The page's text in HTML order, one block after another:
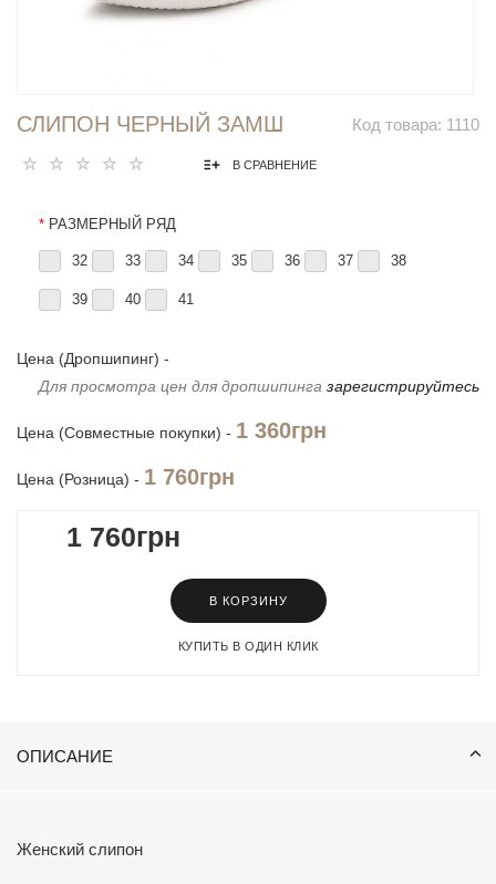
Код товара: 1110
СЛИПОН ЧЕРНЫЙ ЗАМШ
В СРАВНЕНИЕ
* РАЗМЕРНЫЙ РЯД
32 33 34 35 36 37 38
39 40 41
Цена (Дропшипинг) -
Для просмотра цен для дропшипинга зарегистрируйтесь
Цена (Совместные покупки) - 1 360грн
Цена (Розница) - 1 760грн
1 760грн
В КОРЗИНУ
КУПИТЬ В ОДИН КЛИК
ОПИСАНИЕ
Женский слипон